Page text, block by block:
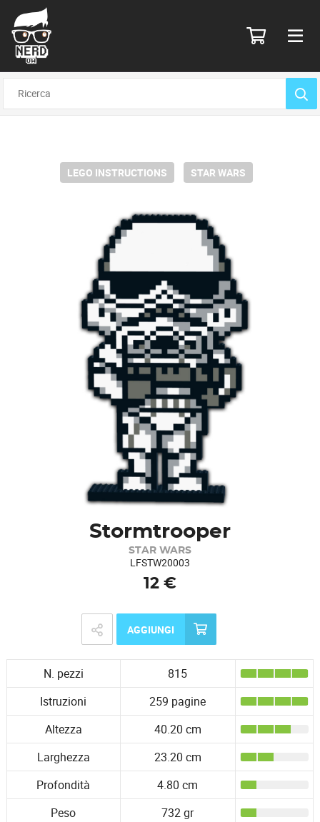
LEGO INSTRUCTIONS STAR WARS
Stormtrooper
STAR WARS
LFSTW20003
12 €
AGGIUNGI
N. pezzi
815
Istruzioni
259 pagine
Altezza
40.20 cm
Larghezza
23.20 cm
Profondità
4.80 cm
Peso
732 gr